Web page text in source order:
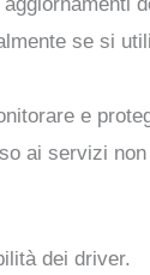
se si
e
ai servizi
dei driver.